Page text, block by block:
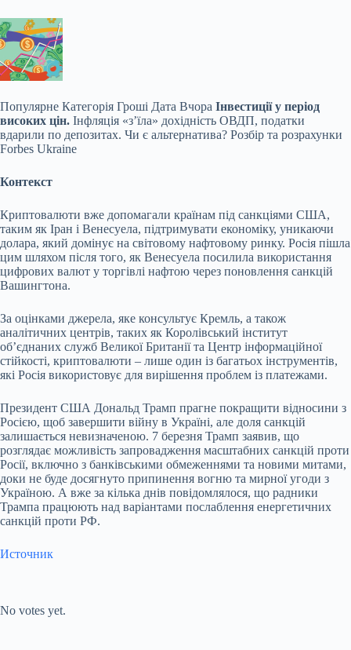
Популярне Категорія Гроші Дата Вчора Інвестиції у період
високих цін. Інфляція «зʼїла» дохідність ОВДП, податки
вдарили по депозитах. Чи є альтернатива? Розбір та розрахунки
Forbes Ukraine
Контекст
Криптовалюти вже допомагали країнам під санкціями США,
таким як Іран і Венесуела, підтримувати економіку, уникаючи
долара, який домінує на світовому нафтовому ринку. Росія пішла
цим шляхом після того, як Венесуела посилила використання
цифрових валют у торгівлі нафтою через поновлення санкцій
Вашингтона.
За оцінками джерела, яке консультує Кремль, а також
аналітичних центрів, таких як Королівський інститут
об’єднаних служб Великої Британії та Центр інформаційної
стійкості, криптовалюти – лише один із багатьох інструментів,
які Росія використовує для вирішення проблем із платежами.
Президент США Дональд Трамп прагне покращити відносини з
Росією, щоб завершити війну в Україні, але доля санкцій
залишається невизначеною. 7 березня Трамп заявив, що
розглядає можливість запровадження масштабних санкцій проти
Росії, включно з банківськими обмеженнями та новими митами,
доки не буде досягнуто припинення вогню та мирної угоди з
Україною. А вже за кілька днів повідомлялося, що радники
Трампа працюють над варіантами послаблення енергетичних
санкцій проти РФ.
Источник
No votes yet.